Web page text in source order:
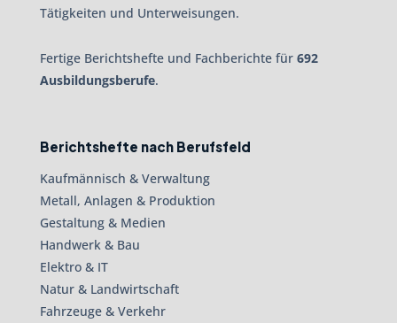
Tätigkeiten und Unterweisungen.
Fertige Berichtshefte und Fachberichte für 692
Ausbildungsberufe.
Berichtshefte nach Berufsfeld
Kaufmännisch & Verwaltung
Metall, Anlagen & Produktion
Gestaltung & Medien
Handwerk & Bau
Elektro & IT
Natur & Landwirtschaft
Fahrzeuge & Verkehr